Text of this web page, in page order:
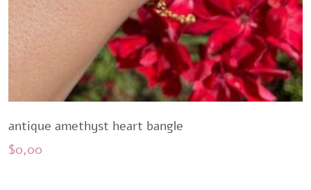
antique amethyst heart bangle
$0,00